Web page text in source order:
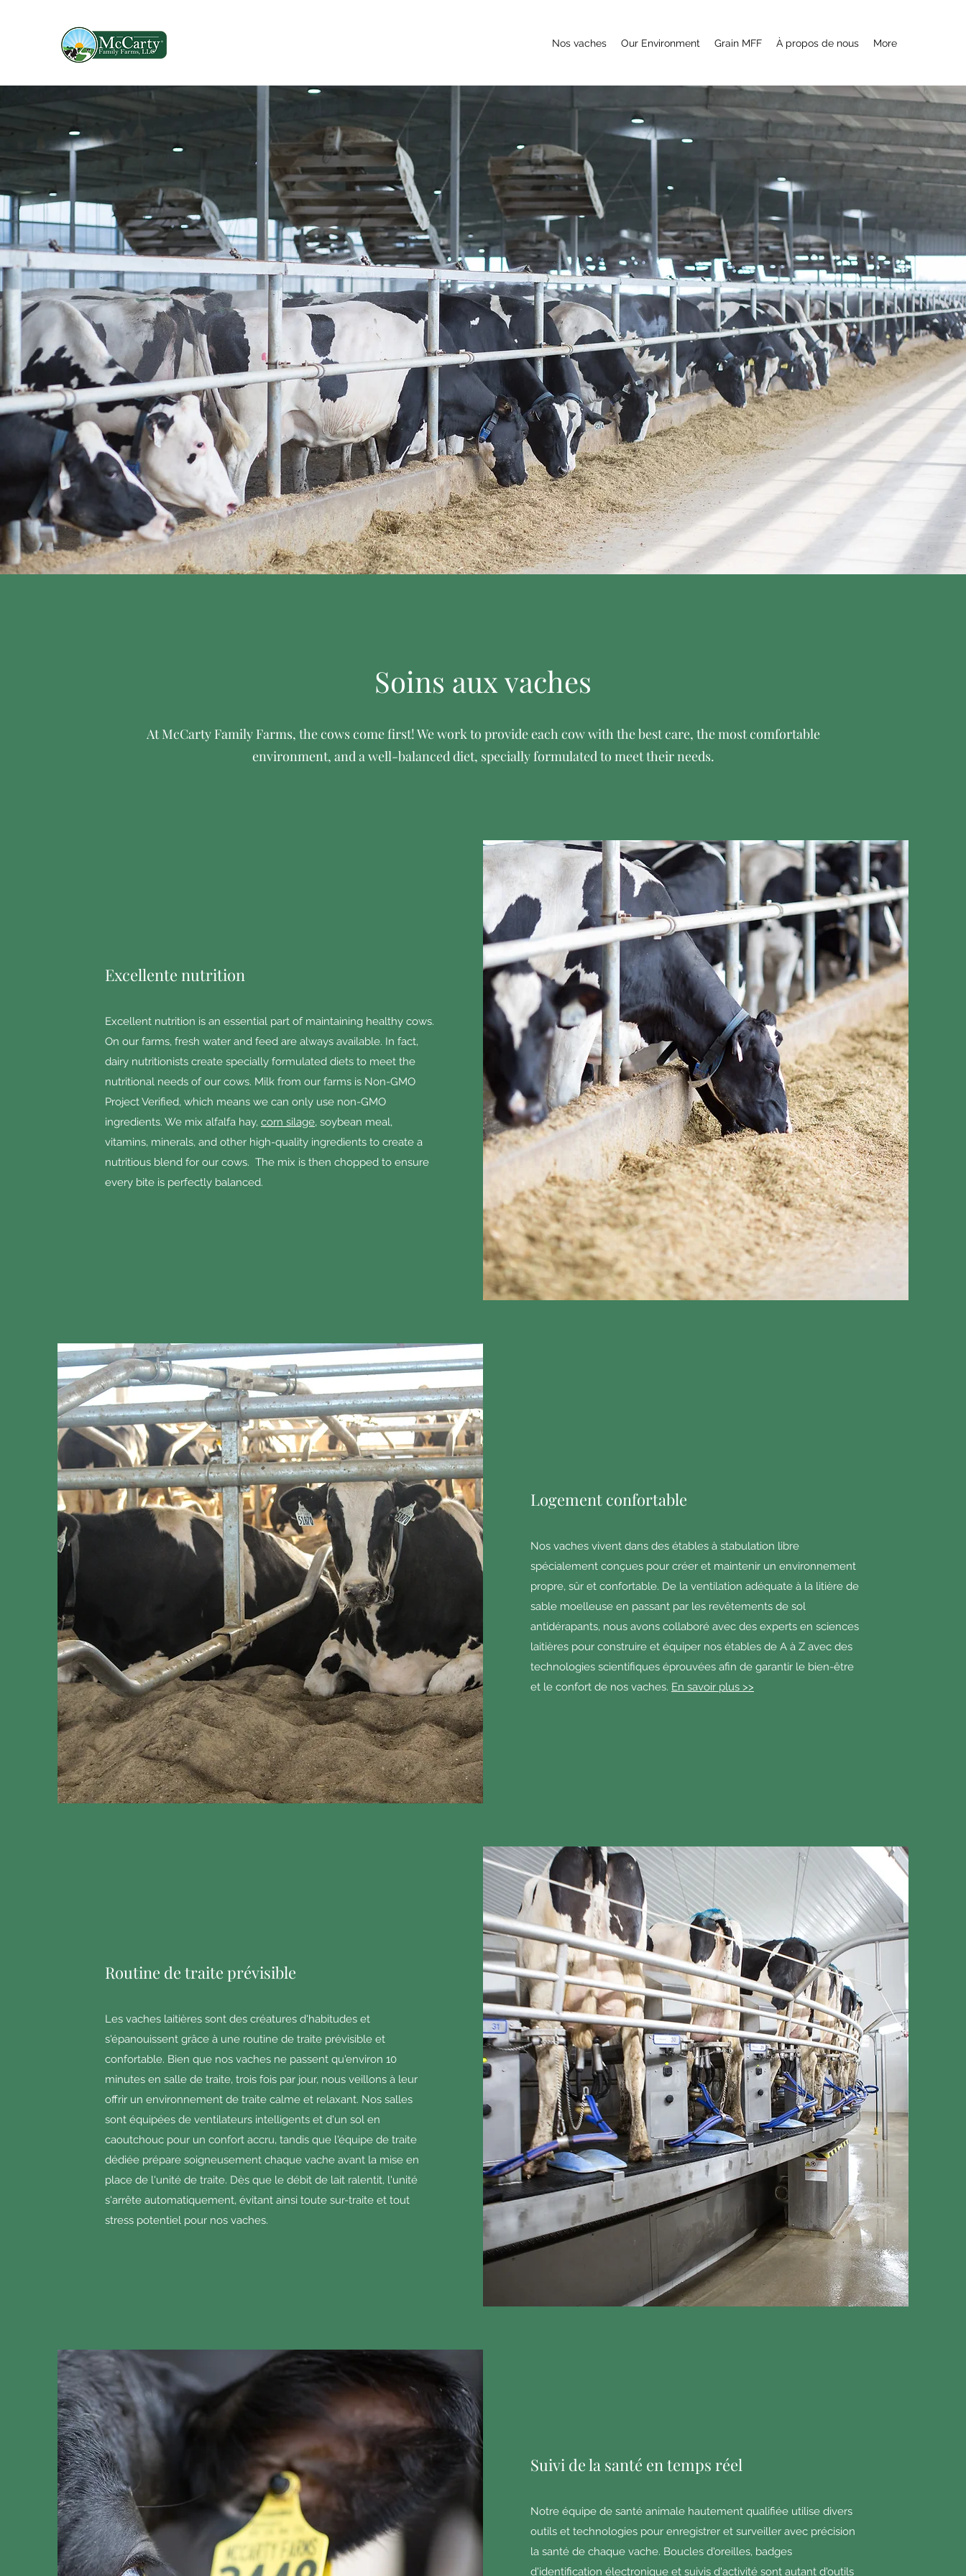
Nos vaches Our Environment Grain MFF À propos de nous More
Soins aux vaches
At McCarty Family Farms, the cows come first! We work to provide each cow with the best care, the most comfortable
environment, and a well-balanced diet, specially formulated to meet their needs.
Excellente nutrition
Excellent nutrition is an essential part of maintaining healthy cows.
On our farms, fresh water and feed are always available. In fact,
dairy nutritionists create specially formulated diets to meet the
nutritional needs of our cows. Milk from our farms is Non-GMO
Project Verified, which means we can only use non-GMO
ingredients. We mix alfalfa hay, corn silage, soybean meal,
vitamins, minerals, and other high-quality ingredients to create a
nutritious blend for our cows. The mix is then chopped to ensure
every bite is perfectly balanced.
Logement confortable
Nos vaches vivent dans des étables à stabulation libre
spécialement conçues pour créer et maintenir un environnement
propre, sûr et confortable. De la ventilation adéquate à la litière de
sable moelleuse en passant par les revêtements de sol
antidérapants, nous avons collaboré avec des experts en sciences
laitières pour construire et équiper nos étables de A à Z avec des
technologies scientifiques éprouvées afin de garantir le bien-être
et le confort de nos vaches. En savoir plus >>
Routine de traite prévisible
Les vaches laitières sont des créatures d'habitudes et
s'épanouissent grâce à une routine de traite prévisible et
confortable. Bien que nos vaches ne passent qu'environ 10
minutes en salle de traite, trois fois par jour, nous veillons à leur
offrir un environnement de traite calme et relaxant. Nos salles
sont équipées de ventilateurs intelligents et d'un sol en
caoutchouc pour un confort accru, tandis que l'équipe de traite
dédiée prépare soigneusement chaque vache avant la mise en
place de l'unité de traite. Dès que le débit de lait ralentit, l'unité
s'arrête automatiquement, évitant ainsi toute sur-traite et tout
stress potentiel pour nos vaches.
Suivi de la santé en temps réel
Notre équipe de santé animale hautement qualifiée utilise divers
outils et technologies pour enregistrer et surveiller avec précision
la santé de chaque vache. Boucles d'oreilles, badges
d'identification électronique et suivis d'activité sont autant d'outils